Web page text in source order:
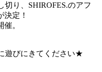
切り、SHIROFES.のアフ
定！
。
遊びにきてください★